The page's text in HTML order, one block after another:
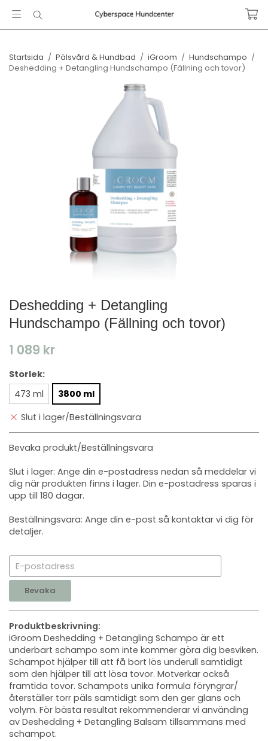
Startsida / Pälsvård & Hundbad / iGroom / Hundschampo /
Deshedding + Detangling Hundschampo​ (Fällning och tovor)
Deshedding + Detangling
Hundschampo​ (Fällning och tovor)
1 089 kr
Storlek:
473 ml
3800 ml
Slut i lager/Beställningsvara
Bevaka produkt/Beställningsvara
Slut i lager: Ange din e-postadress nedan så meddelar vi
dig när produkten finns i lager. Din e-postadress sparas i
upp till 180 dagar.
Beställningsvara: Ange din e-post så kontaktar vi dig för
detaljer.
Bevaka
Produktbeskrivning:
iGroom Deshedding + Detangling Schampo är ett
underbart schampo som inte kommer göra dig besviken.
Schampot hjälper till att få bort lös underull samtidigt
som den hjälper till att lösa tovor. Motverkar också
framtida tovor. Schampots unika formula föryngrar/
återställer torr päls samtidigt som den ger glans och
volym. För bästa resultat rekommenderar vi använding
av Deshedding + Detangling Balsam tillsammans med
schampot.